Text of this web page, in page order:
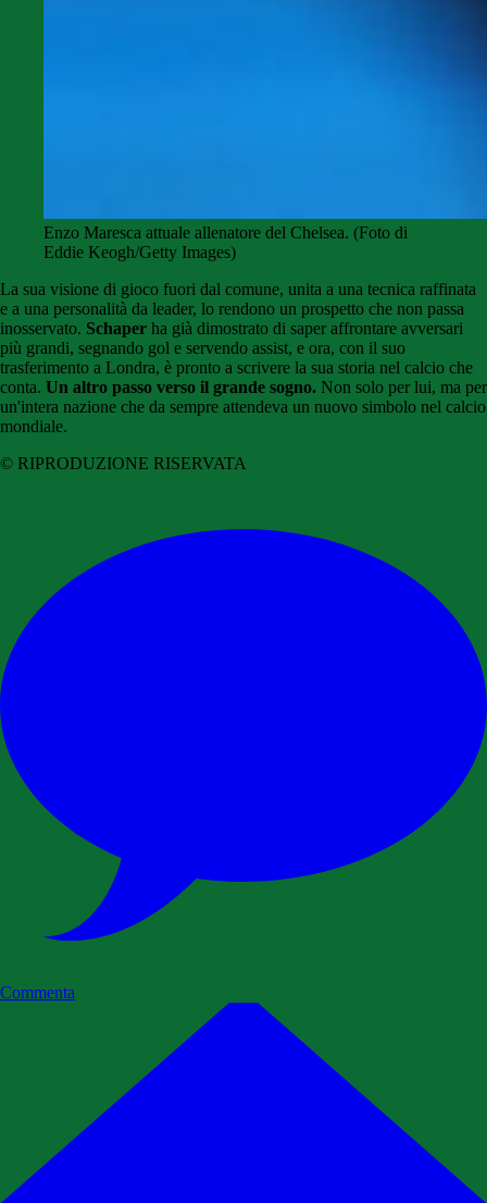
Enzo Maresca attuale allenatore del Chelsea. (Foto di
Eddie Keogh/Getty Images)
La sua visione di gioco fuori dal comune, unita a una tecnica raffinata
e a una personalità da leader, lo rendono un prospetto che non passa
inosservato. Schaper ha già dimostrato di saper affrontare avversari
più grandi, segnando gol e servendo assist, e ora, con il suo
trasferimento a Londra, è pronto a scrivere la sua storia nel calcio che
conta. Un altro passo verso il grande sogno. Non solo per lui, ma per
un'intera nazione che da sempre attendeva un nuovo simbolo nel calcio
mondiale.
© RIPRODUZIONE RISERVATA
Commenta